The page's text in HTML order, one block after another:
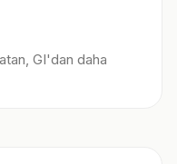
GI'dan daha